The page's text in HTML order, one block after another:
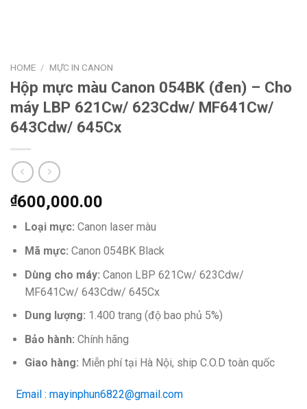
HOME / MỰC IN CANON
Hộp mực màu Canon 054BK (đen) – Cho
máy LBP 621Cw/ 623Cdw/ MF641Cw/
643Cdw/ 645Cx
₫600,000.00
Loại mực: Canon laser màu
Mã mực: Canon 054BK Black
Dùng cho máy: Canon LBP 621Cw/ 623Cdw/
MF641Cw/ 643Cdw/ 645Cx
Dung lượng: 1.400 trang (độ bao phủ 5%)
Bảo hành: Chính hãng
Giao hàng: Miễn phí tại Hà Nội, ship C.O.D toàn quốc
Email : mayinphun6822@gmail.com